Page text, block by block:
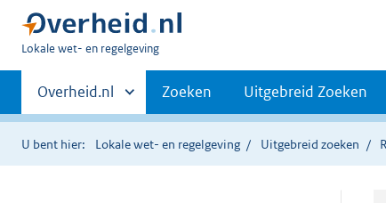
U
hier:
Lokale wet- en regelgeving
Primaire
navigatie
Andere
sites
binnen
Overheid.nl Zoeken Uitgebreid Zoeken
U bent hier: Lokale wet- en regelgeving Uitgebreid zoeken